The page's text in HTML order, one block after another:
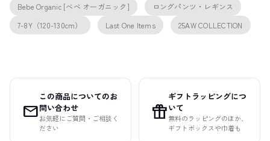
Bebe Organic [べべ オーガニック]
ロングパンツ・レギンス
7-8Y（120-130cm）
Last One Items 25AW COLLECTION
mail
この商品についてのお
問い合わせ
お気軽にご質問・ご相談く
ださい
featured_seasonal_and_gifts
ギフトラッピングにつ
いて
無料のラッピングのほか、
ギフトボックスや巾着も